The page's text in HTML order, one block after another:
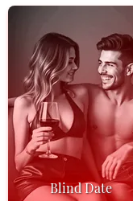
Blind Date